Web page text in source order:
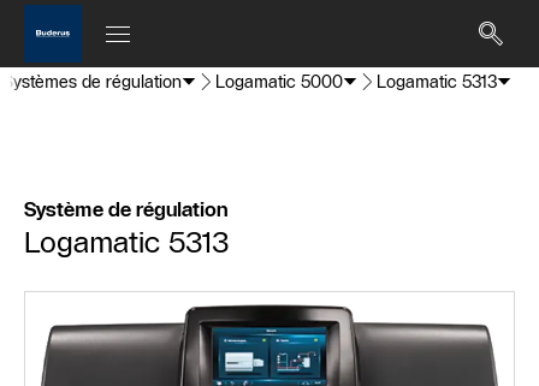
Systèmes de régulation Logamatic 5000 Logamatic 5313
Système de régulation
Logamatic 5313